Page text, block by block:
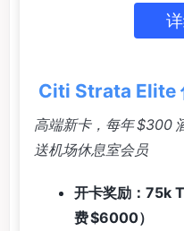
Citi Strata Elite
高端新卡，每年 $300
送机场休息室会员
开卡奖励：75k
费 $6000）